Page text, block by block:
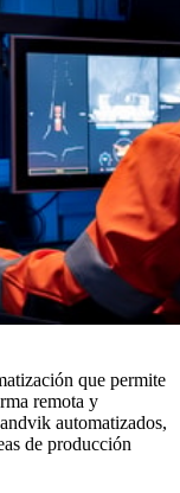
que permite
remota y
automatizados,
de producción